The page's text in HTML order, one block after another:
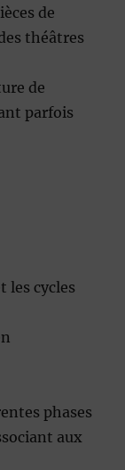
de
théâtres
de
parfois
les cycles
phases
aux